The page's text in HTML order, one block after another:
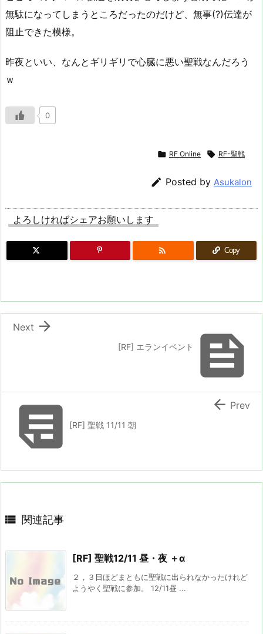
無駄になってしまうところだったのだけど、無事(?)伝達が
阻止できた模様。
昨夜といい、なんとギリギリで心臓に悪い聖戦なんだろう
ｗ
0
 RF Online  RF-聖戦
 Posted by Asukalon
よろしければシェアお願いします
 Copy

[RF] エランイベント

Next
[RF] 聖戦 11/11 朝
 Prev
 関連記事
[RF] 聖戦12/11 昼・夜 ＋α
２，３日ほどまともに聖戦に出られなかったけれど
ようやく聖戦に参加。 12/11昼 ...